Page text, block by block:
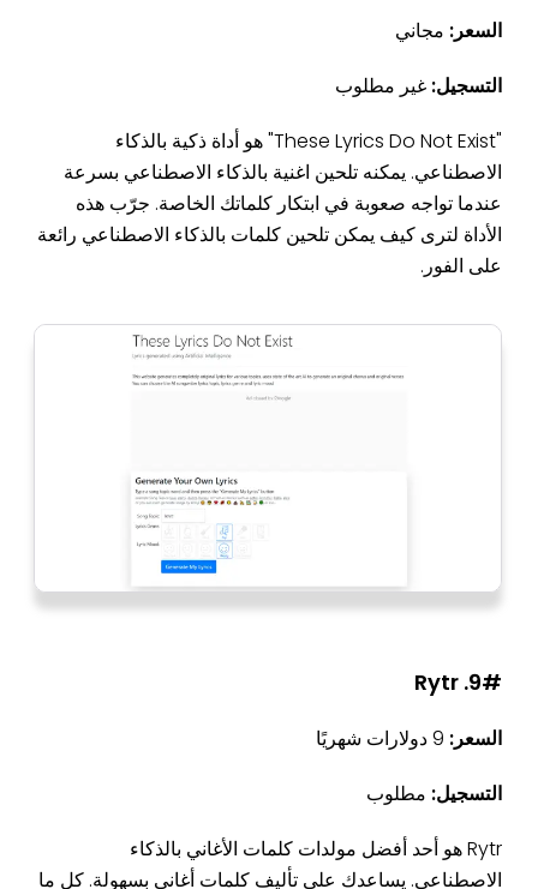
السعر: مجاني
التسجيل: غير مطلوب
"These Lyrics Do Not Exist" هو أداة ذكية بالذكاء
الاصطناعي. يمكنه تلحين اغنية بالذكاء الاصطناعي بسرعة
عندما تواجه صعوبة في ابتكار كلماتك الخاصة. جرّب هذه
الأداة لترى كيف يمكن تلحين كلمات بالذكاء الاصطناعي رائعة
على الفور.
9#. Rytr
السعر:
التسجيل: مطلوب
Rytr هو أحد أفضل مولدات كلمات الأغاني بالذكاء
الاصطناعي. يساعدك على تأليف كلمات أغاني بسهولة. كل ما